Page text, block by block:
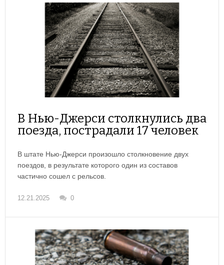
В Нью-Джерси столкнулись два
поезда, пострадали 17 человек
В штате Нью-Джерси произошло столкновение двух
поездов, в результате которого один из составов
частично сошел с рельсов.
12.21.2025 0